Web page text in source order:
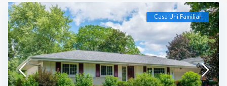
Casa Uni Familiar